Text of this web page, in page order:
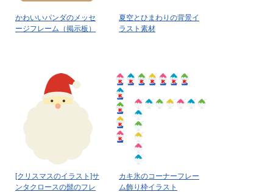
かわいいパンダのメッセ
ージフレーム（掲示板）
夏空とひまわりの背景イ
ラスト素材
[クリスマスのイラスト]サ
ンタクロースの髭のフレ
カキ氷のコーナーフレー
ム飾り枠イラスト